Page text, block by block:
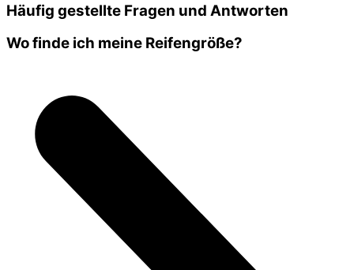
Häufig gestellte Fragen und Antworten
Wo finde ich meine Reifengröße?